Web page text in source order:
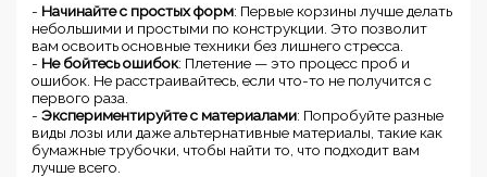
- Начинайте с простых форм: Первые корзины лучше делать
небольшими и простыми по конструкции. Это позволит
вам освоить основные техники без лишнего стресса.
- Не бойтесь ошибок: Плетение — это процесс проб и
ошибок. Не расстраивайтесь, если что-то не получится с
первого раза.
-Экспериментируйте с материалами: Попробуйте разные
виды лозы или даже альтернативные материалы, такие как
бумажные трубочки, чтобы найти то, что подходит вам
лучше всего.